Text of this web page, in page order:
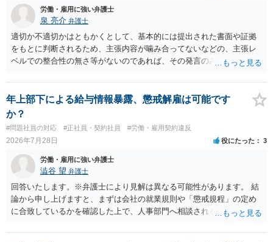
あります。労働・雇用に強い弁護士
泉 亮介 弁護士
適切か不適切かはともかくとして、基本的には提出された書面や証拠
をもとに判断されるため、主張内容が噛み合ってないなどの、主張レ
ベルでの整合性の無さ等がないのであれば、その発言のみで大きく不
年上部下による給与情報暴露、懲戒解雇は可能です
か？
#問題社員の対応 #正社員・契約社員 #労働・雇用契約違反
2026年7月28日 役にたった 3
労働・雇用に強い弁護士
澁谷 望 弁護士
回答いたします。※弁護士により見解は異なる可能性があります。 結
論から申し上げますと、まずは会社の就業規則や「懲戒規程」の定め
に合致しているかを確認した上で、人事部門へ相談されることが最優
ものの、重い懲戒処分の対象には十分なり得ます。 名誉や評価の回復